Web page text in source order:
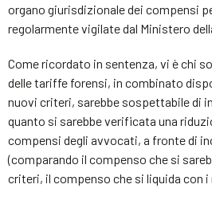
organo giurisdizionale dei compensi
regolarmente vigilate dal Ministero
Come ricordato in sentenza, vi è chi
delle tariffe forensi, in combinato
nuovi criteri, sarebbe sospettabile di
quanto si sarebbe verificata una
compensi degli avvocati, a fronte di
(comparando il compenso che si
criteri, il compenso che si liquida con i